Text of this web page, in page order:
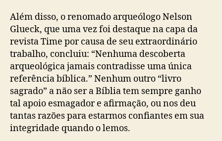
Além disso, o renomado arqueólogo Nelson
Glueck, que uma vez foi destaque na capa da
revista Time por causa de seu extraordinário
trabalho, concluiu: “Nenhuma descoberta
arqueológica jamais contradisse uma única
referência bíblica.” Nenhum outro “livro
sagrado” a não ser a Bíblia tem sempre ganho
tal apoio esmagador e afirmação, ou nos deu
tantas razões para estarmos confiantes em sua
integridade quando o lemos.